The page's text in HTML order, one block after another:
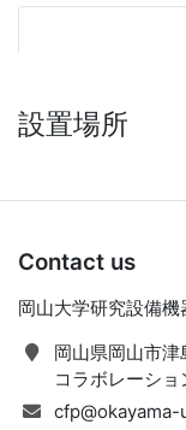
設置場所
Contact us
岡山大学研究設備
岡山県岡山市
コラボレーシ
cfp@okayama-